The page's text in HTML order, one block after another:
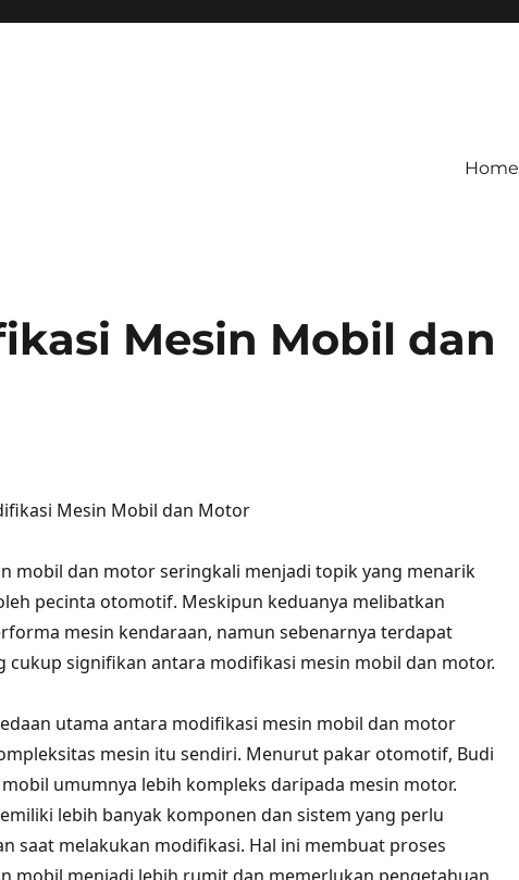
Home
Mesin Mobil dan
Mesin Mobil dan Motor
mobil dan motor seringkali menjadi topik yang menarik
pecinta otomotif. Meskipun keduanya melibatkan
mesin kendaraan, namun sebenarnya terdapat
cukup signifikan antara modifikasi mesin mobil dan motor.
utama antara modifikasi mesin mobil dan motor
mesin itu sendiri. Menurut pakar otomotif, Budi
umumnya lebih kompleks daripada mesin motor.
lebih banyak komponen dan sistem yang perlu
saat melakukan modifikasi. Hal ini membuat proses